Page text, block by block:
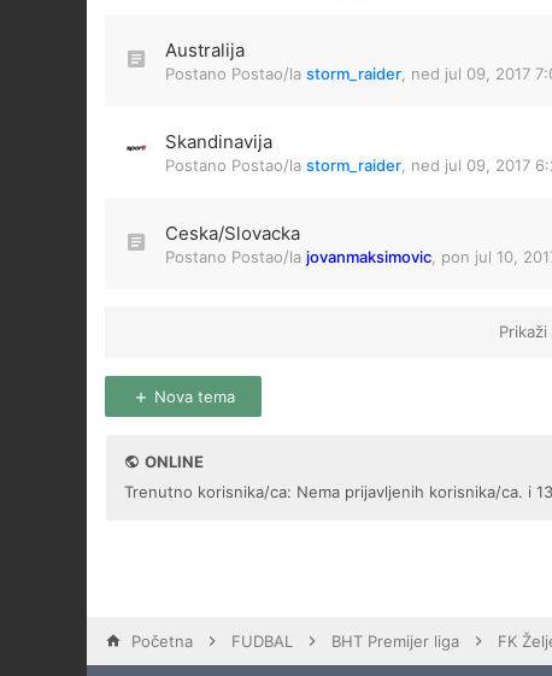
Australija
Postano Postao/la storm_raider ned jul 09, 2017
Skandinavija
Postano Postao/la storm_raider ned jul 09, 2017
Ceska/Slovacka
Postano Postao/la jovanmaksimovic pon jul 10,
Prikaži
Nova tema
ONLINE
Trenutno korisnika/ca: Nema prijavljenih korisnika/ca. i
Početna FUDBAL BHT Premijer liga FK